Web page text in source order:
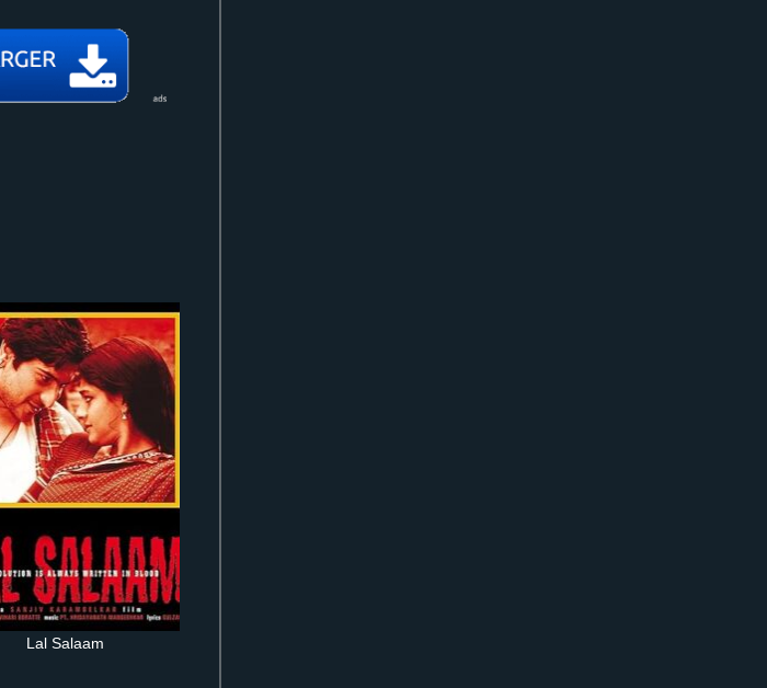
Lal Salaam